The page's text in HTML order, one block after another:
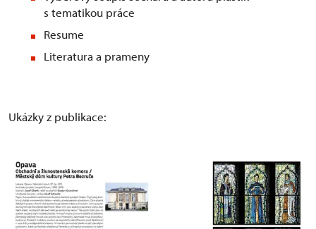
s tematikou práce
Resume
Literatura a prameny
Ukázky z publikace: